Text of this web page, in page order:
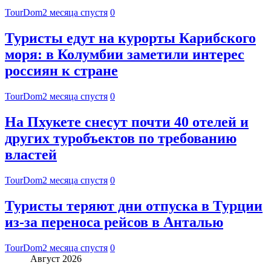
TourDom2 месяца спустя 0
Туристы едут на курорты Карибского
моря: в Колумбии заметили интерес
россиян к стране
TourDom2 месяца спустя 0
На Пхукете снесут почти 40 отелей и
других туробъектов по требованию
властей
TourDom2 месяца спустя 0
Туристы теряют дни отпуска в Турции
из-за переноса рейсов в Анталью
TourDom2 месяца спустя 0
Август 2026